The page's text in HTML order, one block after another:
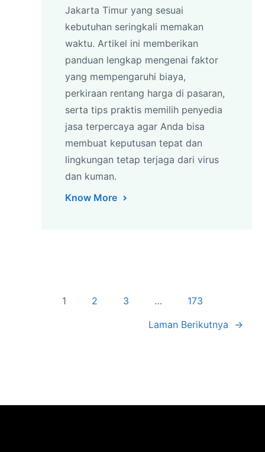
Jakarta Timur yang sesuai
kebutuhan seringkali memakan
waktu. Artikel ini memberikan
panduan lengkap mengenai faktor
yang mempengaruhi biaya,
perkiraan rentang harga di pasaran,
serta tips praktis memilih penyedia
jasa terpercaya agar Anda bisa
membuat keputusan tepat dan
lingkungan tetap terjaga dari virus
dan kuman.
Know More
1 2 3 …
173
Laman Berikutnya
→